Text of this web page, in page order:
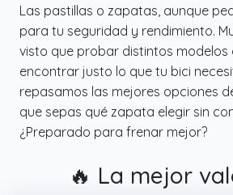
Las pastillas o zapatas, aunque
para tu seguridad y rendimiento.
visto que probar distintos modelos
encontrar justo lo que tu bici
repasamos las mejores opciones
que sepas qué zapata elegir sin
¿Preparado para frenar mejor?
🔥 La mejor